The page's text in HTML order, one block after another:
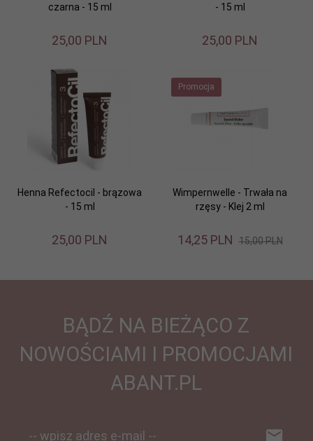
czarna - 15 ml
25,00 PLN
- 15 ml
25,00 PLN
Henna Refectocil - brązowa
- 15 ml
25,00 PLN
Promocja
Wimpernwelle - Trwała na
rzęsy - Klej 2 ml
14,25 PLN 15,00 PLN
BĄDŹ NA BIEŻĄCO Z
NOWOŚCIAMI I PROMOCJAMI
ABANT.PL
-- wpisz adres e-mail --